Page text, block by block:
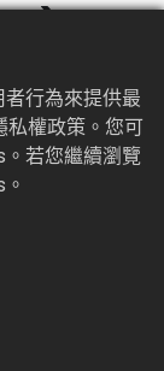
。
、製藥廠
泥、餐廚
行為來提供最
私權政策。您可
若您繼續瀏覽